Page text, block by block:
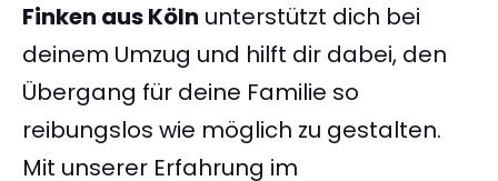
Finken aus Köln unterstützt dich bei
deinem Umzug und hilft dir dabei, den
Übergang für deine Familie so
reibungslos wie möglich zu gestalten.
Mit unserer Erfahrung im